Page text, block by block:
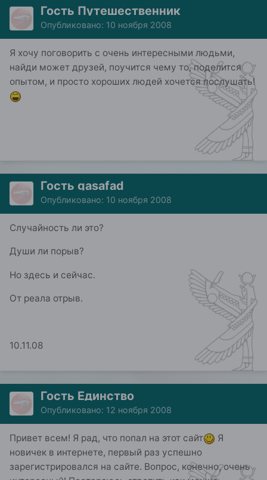
Гость Путешественник
Опубликовано: 10 ноября 2008
Я хочу поговорить с очень интересными людьми,
найди может друзей, поучится чему то, поделится
опытом, и просто хороших людей хочется послушать!
Гость gasafad
Опубликовано: 10 ноября 2008
Случайность ли это?
Души ли порыв?
Но здесь и сейчас.
От реала отрыв.
10.11.08
Гость Единство
Опубликовано: 12 ноября 2008
Привет всем! Я рад, что попал на этот сайт
Я
новичек в интернете, первый раз успешно
зарегистрировался на сайте. Вопрос, конечно, очень